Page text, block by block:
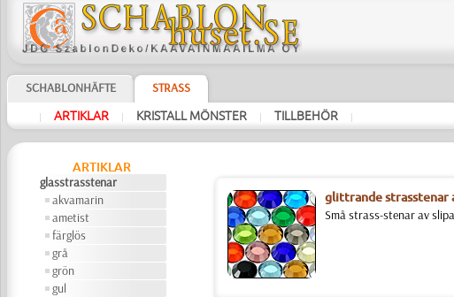
SCHABLONHÄFTE STRASS
| ARTIKLAR | KRISTALL MÖNSTER | TILLBEHÖR |
ARTIKLAR
glasstrasstenar
akvamarin
ametist
färglös
grå
grön
gul
glittrande strasstenar
Små strass-stenar av